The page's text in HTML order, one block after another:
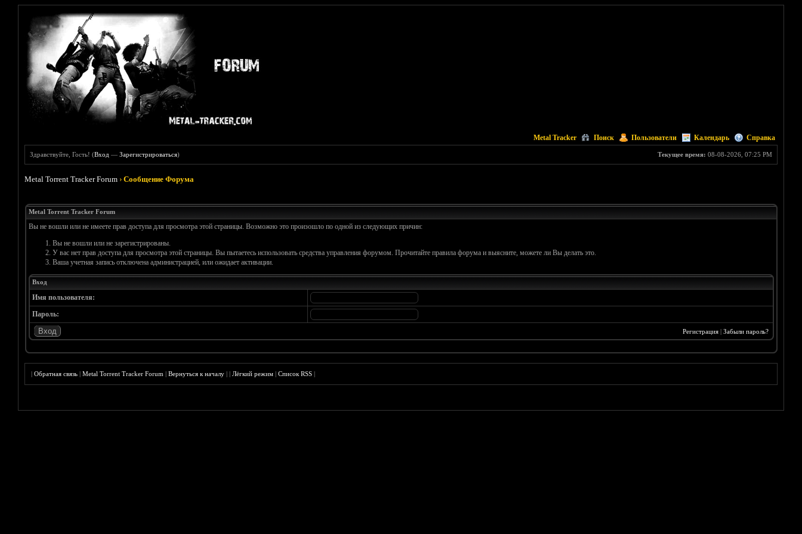
Metal Tracker Поиск Пользователи Календарь Справка
Текущее время: 08-08-2026, 07:25 PM
Здравствуйте, Гость! (Вход —Зарегистрироваться)
Metal Torrent Tracker Forum ›Сообщение Форума
Metal Torrent Tracker Forum
Вы не вошли или не имеете прав доступа для просмотра этой страницы. Возможно это произошло по одной из следующих причин:
Вы не вошли или не зарегистрированы.
У вас нет прав доступа для просмотра этой страницы. Вы пытаетесь использовать средства управления форумом. Прочитайте правила форума и выясните, можете ли Вы делать это.
Ваша учетная запись отключена администрацией, или ожидает активации.
Вход
Имя пользователя:
Пароль:
Регистрация| Забыли пароль?
|Обратная связь |Metal Torrent Tracker Forum |Вернуться к началу ||Лёгкий режим |Список RSS |